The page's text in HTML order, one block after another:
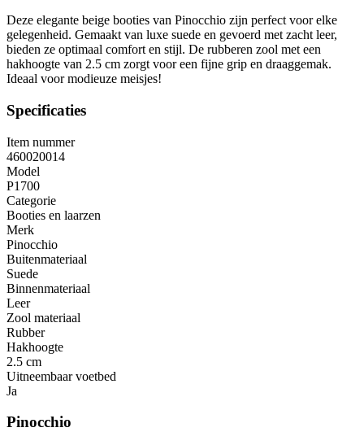
Deze elegante beige booties van Pinocchio zijn perfect voor elke
gelegenheid. Gemaakt van luxe suede en gevoerd met zacht leer,
bieden ze optimaal comfort en stijl. De rubberen zool met een
hakhoogte van 2.5 cm zorgt voor een fijne grip en draaggemak.
Ideaal voor modieuze meisjes!
Specificaties
Item nummer
460020014
Model
P1700
Categorie
Booties en laarzen
Merk
Pinocchio
Buitenmateriaal
Suede
Binnenmateriaal
Leer
Zool materiaal
Rubber
Hakhoogte
2.5 cm
Uitneembaar voetbed
Ja
Pinocchio